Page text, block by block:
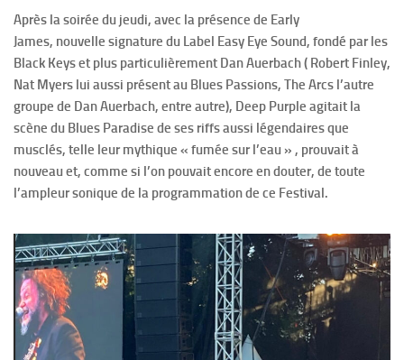
Après la soirée du jeudi, avec la présence de Early
James, nouvelle signature du Label Easy Eye Sound, fondé par les
Black Keys et plus particulièrement Dan Auerbach ( Robert Finley,
Nat Myers lui aussi présent au Blues Passions, The Arcs l’autre
groupe de Dan Auerbach, entre autre), Deep Purple agitait la
scène du Blues Paradise de ses riffs aussi légendaires que
musclés, telle leur mythique « fumée sur l’eau » , prouvait à
nouveau et, comme si l’on pouvait encore en douter, de toute
l’ampleur sonique de la programmation de ce Festival.